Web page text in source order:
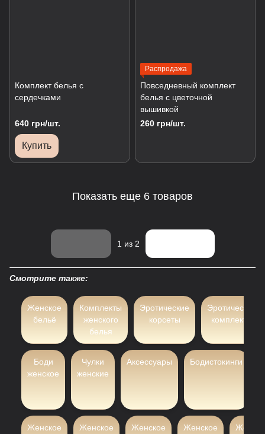
Комплект белья с
сердечками
640 грн/шт.
Купить
Распродажа
Повседневный комплект
белья с цветочной
вышивкой
260 грн/шт.
Показать еще 6 товаров
1 из 2
Смотрите также:
Женское
бельё
Комплекты
женского
белья
Эротические
корсеты
Эротические
комплекты
Боди
женское
Чулки
женские
Аксессуары Бодистокинги
Женское
Женское
Женское
Женское